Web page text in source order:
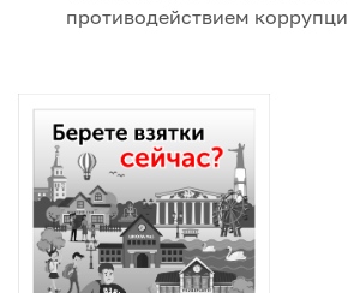
противодействием